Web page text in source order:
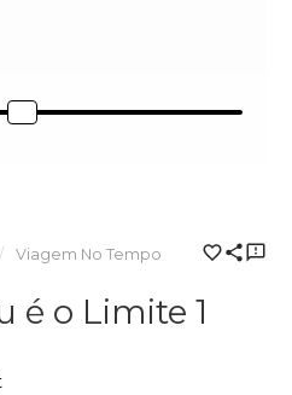
Viagem No Tempo
é o Limite 1